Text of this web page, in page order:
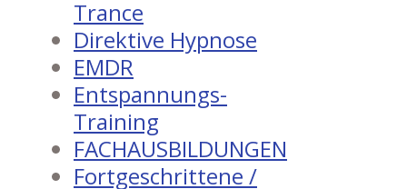
Trance
Direktive Hypnose
EMDR
Entspannungs-
Training
FACHAUSBILDUNGEN
Fortgeschrittene /